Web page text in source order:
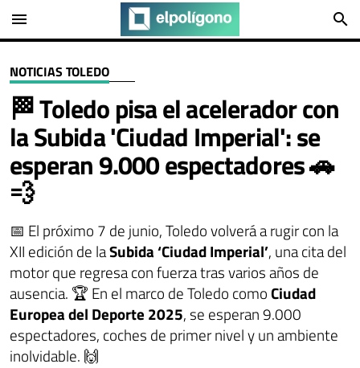
menu search
NOTICIAS TOLEDO
🏁 Toledo pisa el acelerador con
la Subida 'Ciudad Imperial': se
esperan 9.000 espectadores 🚗
💨
📅 El próximo 7 de junio, Toledo volverá a rugir con la
XII edición de laSubida ‘Ciudad Imperial’, una cita del
motor que regresa con fuerza tras varios años de
ausencia. 🏆 En el marco de Toledo comoCiudad
Europea del Deporte 2025, se esperan 9.000
espectadores, coches de primer nivel y un ambiente
inolvidable. 🙌